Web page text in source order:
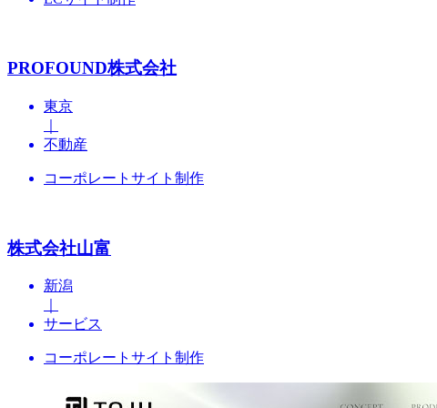
PROFOUND株式会社
東京
不動産
コーポレートサイト制作
株式会社山富
新潟
サービス
コーポレートサイト制作